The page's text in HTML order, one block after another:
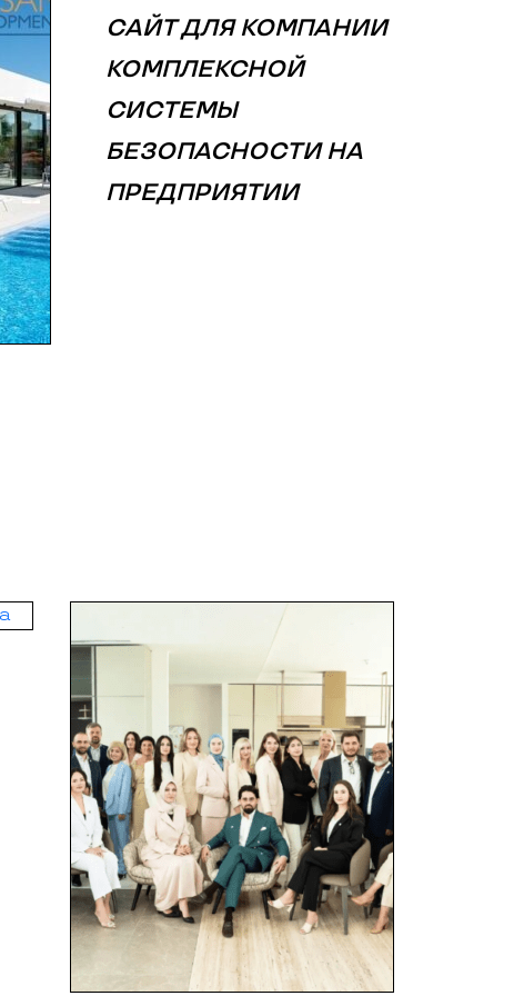
САЙТ ДЛЯ КОМПАНИИ
КОМПЛЕКСНОЙ
СИСТЕМЫ
БЕЗОПАСНОСТИ НА
ПРЕДПРИЯТИИ